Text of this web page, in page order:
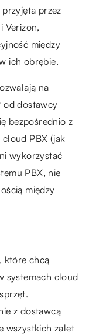
przez
Verizon,
między
ich obrębie.
na
od dostawcy
bezpośrednio z
PBX (jak
wykorzystać
PBX, nie
między
które chcą
systemach cloud
z dostawcą
wszystkich zalet